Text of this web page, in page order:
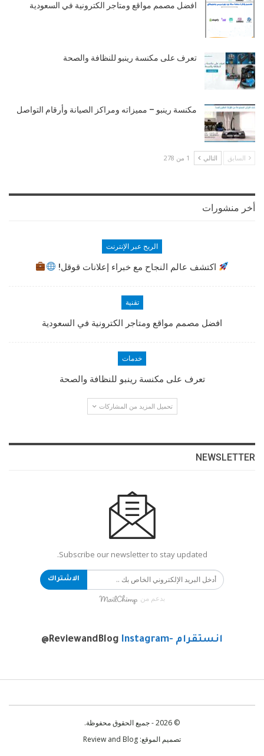
افضل مصمم مواقع ومتاجر الكترونية في السعودية
تعرف على مكنسة رينبو للنظافة والصحة
مكنسة رينبو – مميزاته ومراكز الصيانة وأرقام التواصل
السابق التالي 1 من 278
أخر منشورات
الربح عبر الإنترنت
اكتشف عالم النجاح مع خبراء إعلانات قوقل!
تقنية
افضل مصمم مواقع ومتاجر الكترونية في السعودية
خدمات
تعرف على مكنسة رينبو للنظافة والصحة
تحميل المزيد من المشاركات
NEWSLETTER
Subscribe our newsletter to stay updated.
الاشتراك
بدعم من
انستقرام -Instagram @ReviewandBlog
© 2026 - جميع الحقوق محفوظة.
تصميم الموقع: Review and Blog